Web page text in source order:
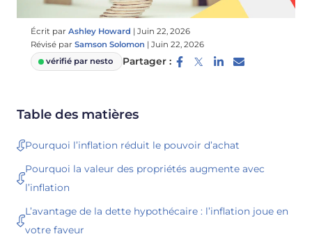
Écrit par Ashley Howard | Juin 22, 2026
Révisé par Samson Solomon | Juin 22, 2026
vérifié par nesto
Partager :
Table des matières
Pourquoi l’inflation réduit le pouvoir d’achat
Pourquoi la valeur des propriétés augmente avec
l’inflation
L’avantage de la dette hypothécaire : l’inflation joue en
votre faveur